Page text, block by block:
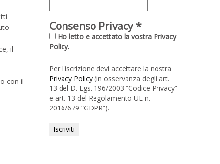
il
con il
Consenso Privacy*
Ho letto e accettato la vostra Privacy
Policy.
Per l'iscrizione devi accettare la nostra
Privacy Policy (in osservanza degli art.
13 del D. Lgs. 196/2003 “Codice Privacy”
e art. 13 del Regolamento UE n.
2016/679 “GDPR”).